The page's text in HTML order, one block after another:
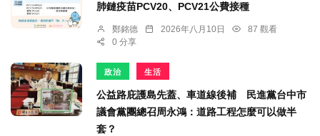
肺鏈疫苗PCV20、PCV21公費接種
鄭銘德 2026年八月10日
87 觀看
0 分享
政治 生活
公益路庇護島先蓋、車道線後補 民進黨台中市
議會黨團總召周永鴻：道路工程怎麼可以做半
套？